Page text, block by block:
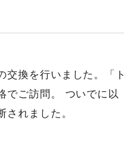
交換を行いました。「ト
でご訪問。 ついでに以
れました。